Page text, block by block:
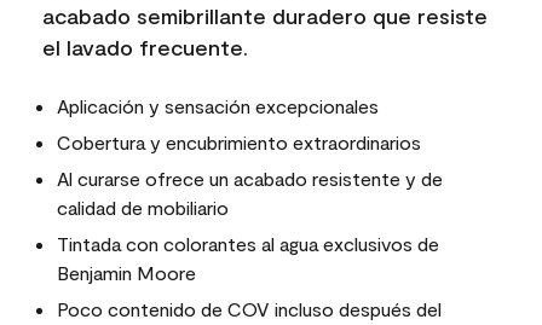
acabado semibrillante duradero que resiste
el lavado frecuente.
Aplicación y sensación excepcionales
Cobertura y encubrimiento extraordinarios
Al curarse ofrece un acabado resistente y de
calidad de mobiliario
Tintada con colorantes al agua exclusivos de
Benjamin Moore
Poco contenido de COV incluso después del